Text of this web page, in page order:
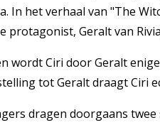
In het verhaal van "The
protagonist, Geralt van
wordt Ciri door Geralt
tot Geralt draagt Ciri
dragen doorgaans